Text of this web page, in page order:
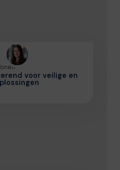
voor veilige en